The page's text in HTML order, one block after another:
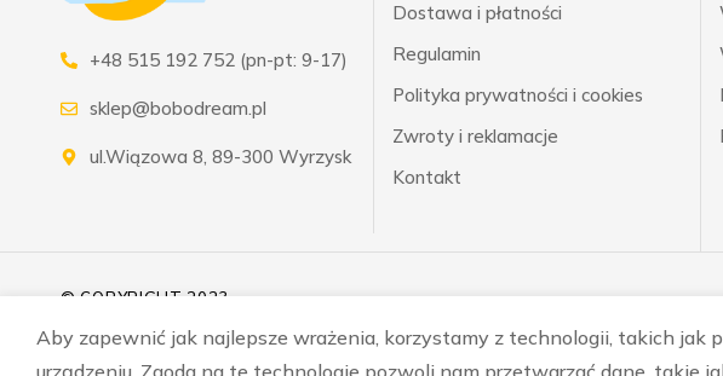
+48 515 192 752 (pn-pt: 9-17)
sklep@bobodream.pl
ul.Wiązowa 8, 89-300 Wyrzysk
Dostawa i płatności
Regulamin
Polityka prywatności i cookies
Zwroty i reklamacje
Kontakt
© COPYRIGHT 2023
Aby zapewnić jak najlepsze wrażenia, korzystamy z technologii, takich jak
urządzeniu. Zgoda na te technologie pozwoli nam przetwarzać dane,